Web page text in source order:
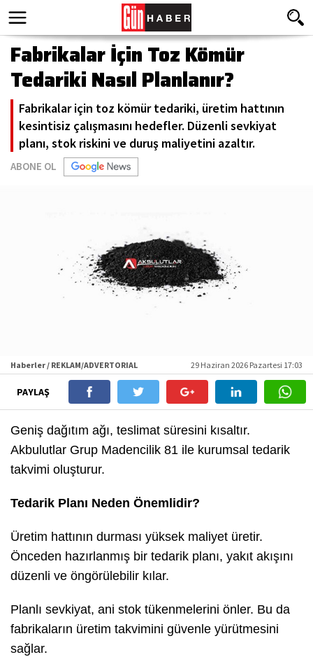
Fabrikalar İçin Toz Kömür
Tedariki Nasıl Planlanır?
Fabrikalar için toz kömür tedariki, üretim hattının
kesintisiz çalışmasını hedefler. Düzenli sevkiyat
planı, stok riskini ve duruş maliyetini azaltır.
ABONE OL
Haberler / REKLAM/ADVERTORIAL 29 Haziran 2026 Pazartesi 17:03
PAYLAŞ
Geniş dağıtım ağı, teslimat süresini kısaltır.
Akbulutlar Grup Madencilik 81 ile kurumsal tedarik
takvimi oluşturur.
Tedarik Planı Neden Önemlidir?
Üretim hattının durması yüksek maliyet üretir.
Önceden hazırlanmış bir tedarik planı, yakıt akışını
düzenli ve öngörülebilir kılar.
Planlı sevkiyat, ani stok tükenmelerini önler. Bu da
fabrikaların üretim takvimini güvenle yürütmesini
sağlar.